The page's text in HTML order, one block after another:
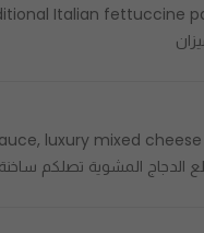
المشوية تصلكم